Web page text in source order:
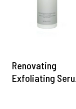
Renovating
Exfoliating